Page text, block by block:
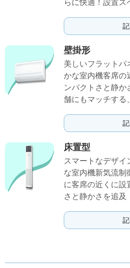
らに快適！設置ス
壁掛形
美しいフラットパ
かな室内機客席の
ンパクトさと静か
舗にもマッチする
床置型
スマートなデザイ
な室内機新気流制
に客席の近くに設
さと静かさを追及